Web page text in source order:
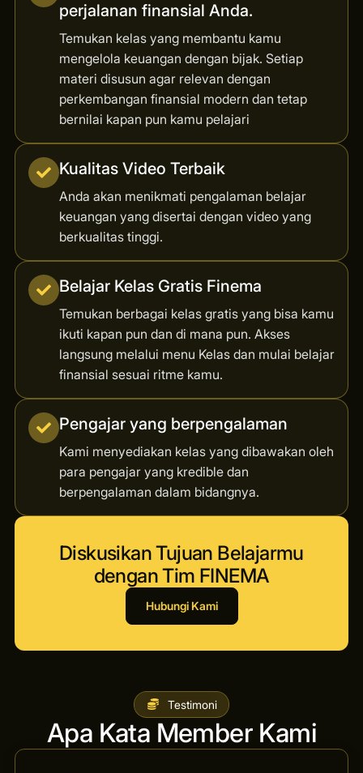
Diskusikan Tujuan Belajarmu
dengan Tim FINEMA
Hubungi Kami
perjalanan finansial Anda.
Temukan kelas yang membantu kamu
mengelola keuangan dengan bijak. Setiap
materi disusun agar relevan dengan
perkembangan finansial modern dan tetap
bernilai kapan pun kamu pelajari
Kualitas Video Terbaik
Anda akan menikmati pengalaman belajar
keuangan yang disertai dengan video yang
berkualitas tinggi.
Belajar Kelas Gratis Finema
Temukan berbagai kelas gratis yang bisa kamu
ikuti kapan pun dan di mana pun. Akses
langsung melalui menu Kelas dan mulai belajar
finansial sesuai ritme kamu.
Pengajar yang berpengalaman
Kami menyediakan kelas yang dibawakan oleh
para pengajar yang kredible dan
berpengalaman dalam bidangnya.
Testimoni
Apa Kata Member Kami